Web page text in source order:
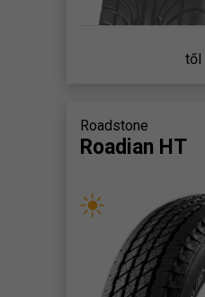
től
Roadstone
Roadian HT